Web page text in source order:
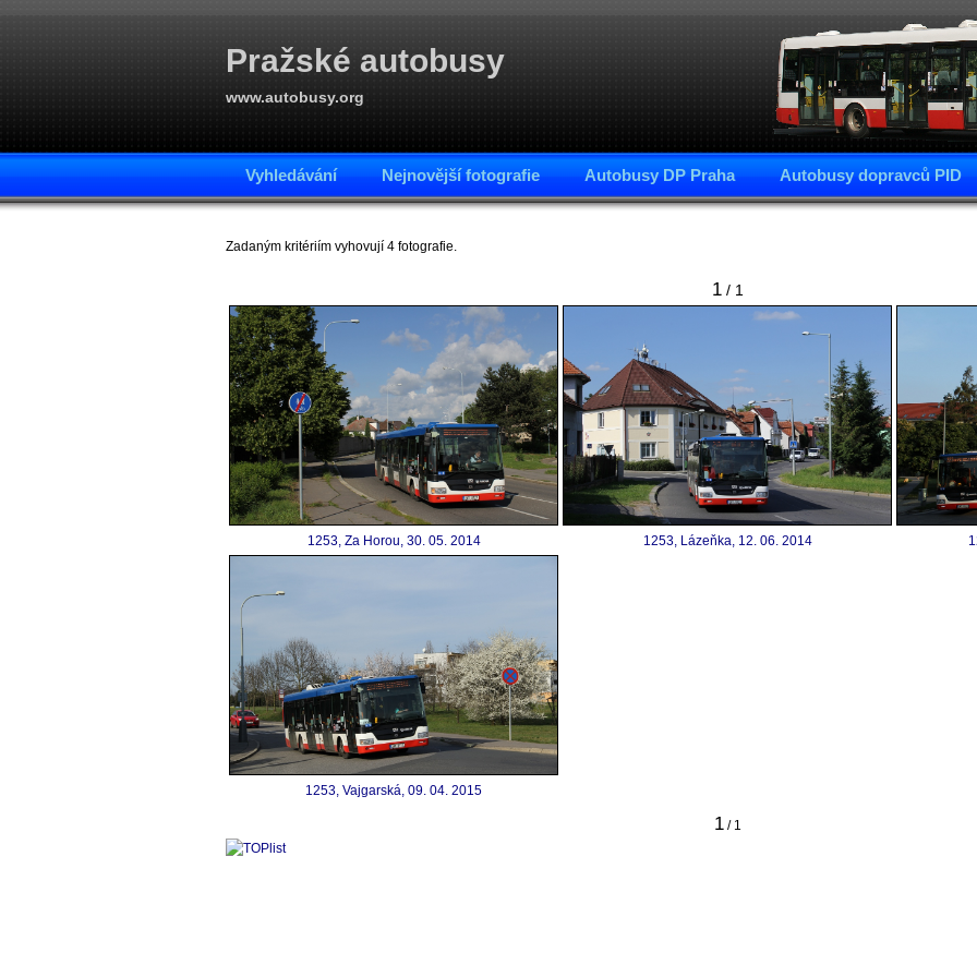
Pražské autobusy
www.autobusy.org
Vyhledávání Nejnovější fotografie Autobusy DP Praha Autobusy dopravců PID
Zadaným kritériím vyhovují 4 fotografie.
1/ 1
1253, Za Horou, 30. 05. 2014 1253, Lázeňka, 12. 06. 2014
1253, Vajgarská, 09. 04. 2015
1/ 1